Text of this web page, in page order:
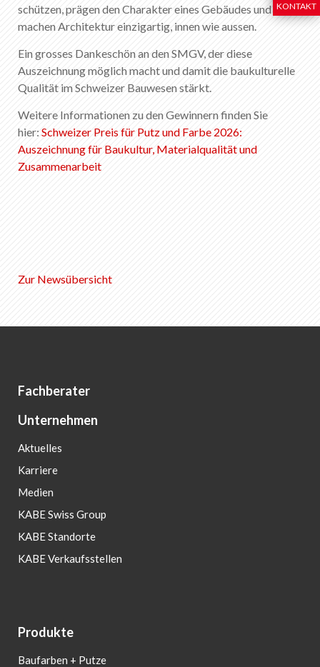
schützen, prägen den Charakter eines Gebäudes und
machen Architektur einzigartig, innen wie aussen.
Ein grosses Dankeschön an den SMGV, der diese
Auszeichnung möglich macht und damit die baukulturelle
Qualität im Schweizer Bauwesen stärkt.
Weitere Informationen zu den Gewinnern finden Sie
hier: Schweizer Preis für Putz und Farbe 2026:
Auszeichnung für Baukultur, Materialqualität und
Zusammenarbeit
Zur Newsübersicht
Fachberater
Unternehmen
Aktuelles
Karriere
Medien
KABE Swiss Group
KABE Standorte
KABE Verkaufsstellen
Produkte
Baufarben + Putze
KONTAKT